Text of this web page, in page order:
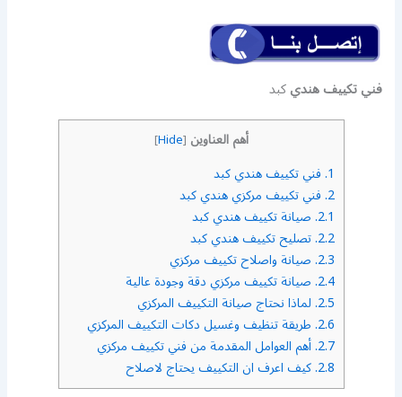
فني تكييف هنديكبد
أهم العناوين [
Hide
]
1. فني تكييف هندي كبد
2. فني تكييف مركزي هندي كبد
2.1. صيانة تكييف هندي كبد
2.2. تصليح تكييف هندي كبد
2.3. صيانة واصلاح تكييف مركزي
2.4. صيانة تكييف مركزي دقة وجودة عالية
2.5. لماذا نحتاج صيانة التكييف المركزي
2.6. طريقة تنظيف وغسيل دكات التكييف المركزي
2.7. أهم العوامل المقدمة من فني تكييف مركزي
2.8. كيف اعرف ان التكييف يحتاج لاصلاح